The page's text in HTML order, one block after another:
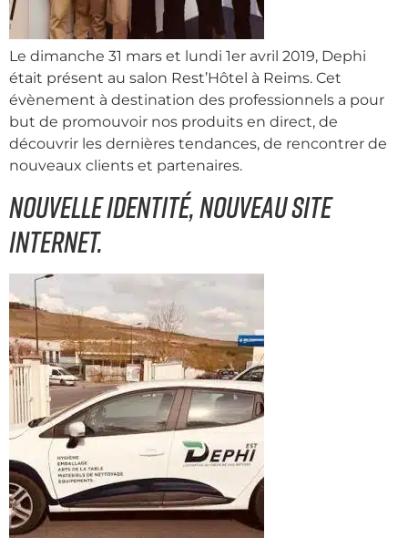
Le dimanche 31 mars et lundi 1er avril 2019, Dephi
était présent au salon Rest’Hôtel à Reims. Cet
évènement à destination des professionnels a pour
but de promouvoir nos produits en direct, de
découvrir les dernières tendances, de rencontrer de
nouveaux clients et partenaires.
Nouvelle identité, nouveau site
internet.